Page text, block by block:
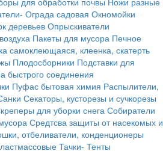
Ограда садовая Окномойки
деревьев Опрыскиватели
Пакеты для мусора Печное
самоклеющаяся, клеенка, скатерть
Плодосборники Подставки для
быстрого соединения
Пуфас бытовая химия Распылители,
Секаторы, кусторезы и сучкорезы
для уборки снега Собиратели
Средтсва защиты от насекомых и
отбеливатели, конденционеры
Тачки- Тенты